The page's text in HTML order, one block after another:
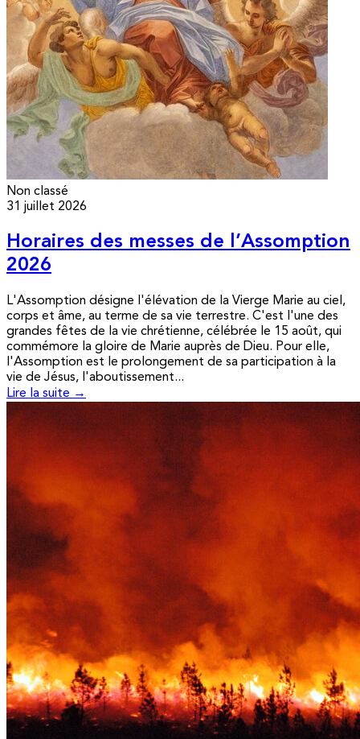
Non classé
31 juillet 2026
Horaires des messes de l’Assomption
2026
L'Assomption désigne l'élévation de la Vierge Marie au ciel,
corps et âme, au terme de sa vie terrestre. C'est l'une des
grandes fêtes de la vie chrétienne, célébrée le 15 août, qui
commémore la gloire de Marie auprès de Dieu. Pour elle,
l'Assomption est le prolongement de sa participation à la
vie de Jésus, l'aboutissement...
Lire la suite →